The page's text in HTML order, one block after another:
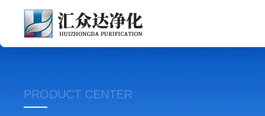
PRODUCT CENTER